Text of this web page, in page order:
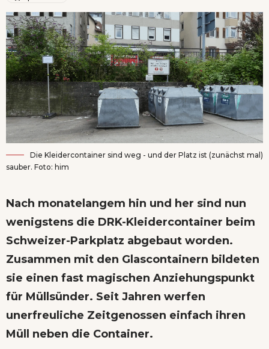
Die Kleidercontainer sind weg - und der Platz ist (zunächst mal)
sauber. Foto: him
Nach monatelangem hin und her sind nun
wenigstens die DRK-Kleidercontainer beim
Schweizer-Parkplatz abgebaut worden.
Zusammen mit den Glascontainern bildeten
sie einen fast magischen Anziehungspunkt
für Müllsünder. Seit Jahren werfen
unerfreuliche Zeitgenossen einfach ihren
Müll neben die Container.